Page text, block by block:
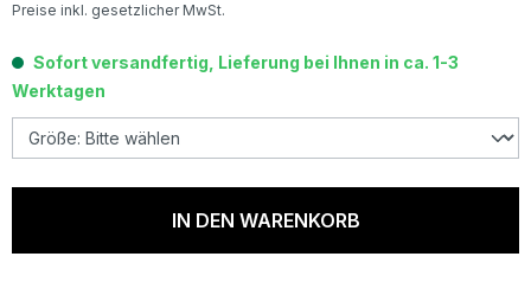
Preise inkl. gesetzlicher MwSt.
Sofort versandfertig, Lieferung bei Ihnen in ca. 1-3
Werktagen
IN DEN WARENKORB